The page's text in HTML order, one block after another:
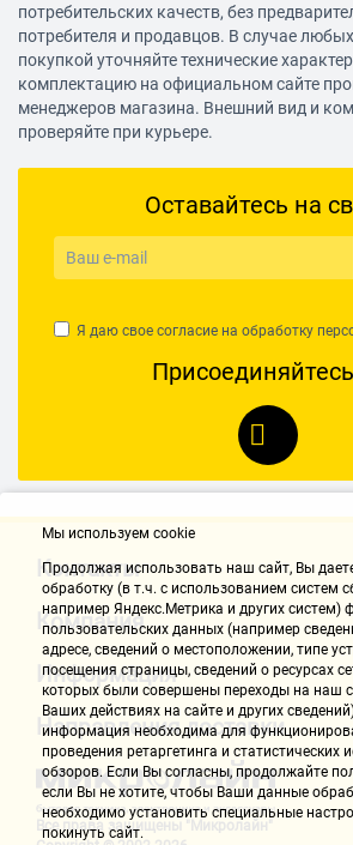
потребительских качеств, без
потребителя и продавцов. В случае
покупкой уточняйте технические
комплектацию на официальном сайте
менеджеров магазина. Внешний вид и
проверяйте при курьере.
Оставайтесь на
Я даю свое согласие на обработку
Контакты
Компания
Информация
Направления доставки
Все права защищены "Микролайн"
Мы используем cookie
Продолжая использовать наш cайт, Вы
обработку (в т.ч. с использованием систем
например Яндекс.Метрика и других систем)
пользовательских данных (например
адресе, сведений о местоположении, типе
посещения страницы, сведений о ресурсах
которых были совершены переходы на наш
Ваших действиях на сайте и других
информация необходима для
проведения ретаргетинга и статистических
обзоров. Если Вы согласны, продолжайте
если Вы не хотите, чтобы Ваши данные
необходимо установить специальные
покинуть сайт.